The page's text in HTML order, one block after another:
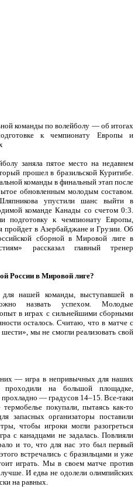
команды по волейболу — об итогах
к чемпионату Европы и
заняла пятое место на недавнем
прошел в бразильской Куритибе.
команды в финальный этап после
обновленным молодым составом.
упустили шанс выйти в
команде Канады со счетом 0:3.
подготовку к чемпионату Европы,
пройдет в Азербайджане и Грузии. Об
сборной в Мировой лиге в
рассказал главный тренер
России в Мировой лиге?
нашей команды, выступавшей в
назвать успехом. Молодые
в играх с сильнейшими сборными
осталось. Считаю, что в матче с
мы не смогли реализовать свой
— игра в непривычных для наших
проходили на большой площадке,
— градусов 14–15. Все-таки
покупали, пытаясь как-то
запасных организаторы поставили
чтобы игроки могли разогреться
с канадцами не задалась. Повлияли
и то, что для нас это был первый
встречались с бразильцами и уже
играть. Мы в своем матче против
И едва не одолели олимпийских
на равных.